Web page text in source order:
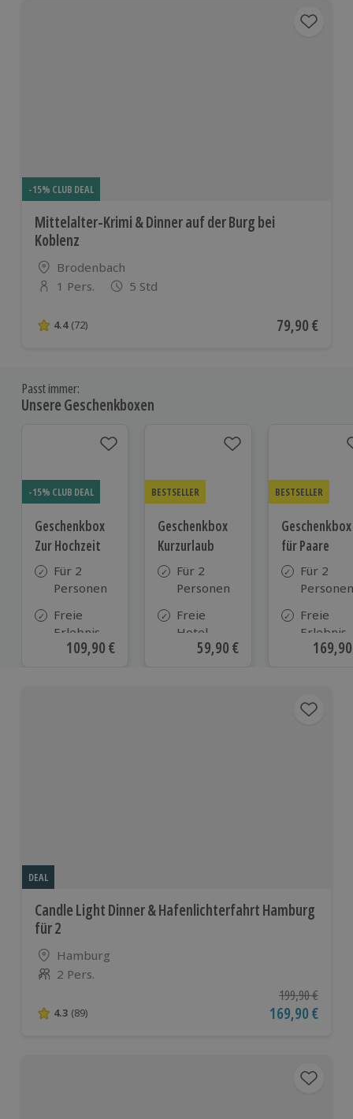
-15% CLUB DEAL
Mittelalter-Krimi & Dinner auf der Burg bei
Koblenz
Standort
Brodenbach
Anzahl der Teilnehmer
1 Pers. 5 Std
4.4 von 5 Sternen basierend auf 72 Bewertungen
4.4 (72) Aktueller
79,90 €
Passt immer:
Unsere Geschenkboxen
-15% CLUB DEAL
Geschenkbox
Zur Hochzeit
Für 2
Personen
Freie
Erlebnis-
Auswahl
Aktueller Preis
109,90 €
BESTSELLER
Geschenkbox
Kurzurlaub
Für 2
Personen
Freie
Hotel-
Auswahl
Aktueller Preis
59,90 €
BESTSELLER
Geschenkbox
für Paare
Für 2
Personen
Freie
Erlebnis-
Auswahl
DEAL
Candle Light Dinner & Hafenlichterfahrt Hamburg
für 2
Standort
Hamburg
Anzahl der Teilnehmer
2 Pers.
4.3 von 5 Sternen basierend auf 89 Bewertungen
4.3 (89)
Ursprünglicher
199,90 €
Aktueller Preis
169,90 €